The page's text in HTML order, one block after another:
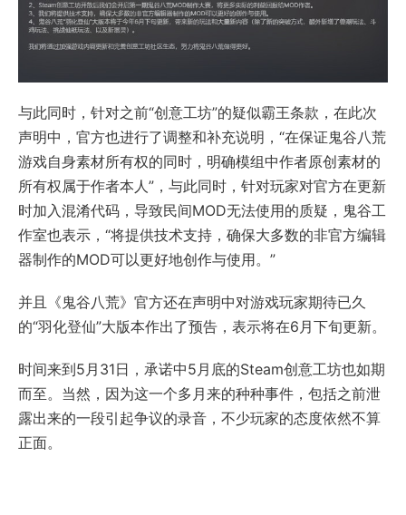
与此同时，针对之前“创意工坊”的疑似霸王条款，在此次
声明中，官方也进行了调整和补充说明，“在保证鬼谷八荒
游戏自身素材所有权的同时，明确模组中作者原创素材的
所有权属于作者本人”，与此同时，针对玩家对官方在更新
时加入混淆代码，导致民间MOD无法使用的质疑，鬼谷工
作室也表示，“将提供技术支持，确保大多数的非官方编辑
器制作的MOD可以更好地创作与使用。”
并且《鬼谷八荒》官方还在声明中对游戏玩家期待已久
的“羽化登仙”大版本作出了预告，表示将在6月下旬更新。
时间来到5月31日，承诺中5月底的Steam创意工坊也如期
而至。当然，因为这一个多月来的种种事件，包括之前泄
露出来的一段引起争议的录音，不少玩家的态度依然不算
正面。